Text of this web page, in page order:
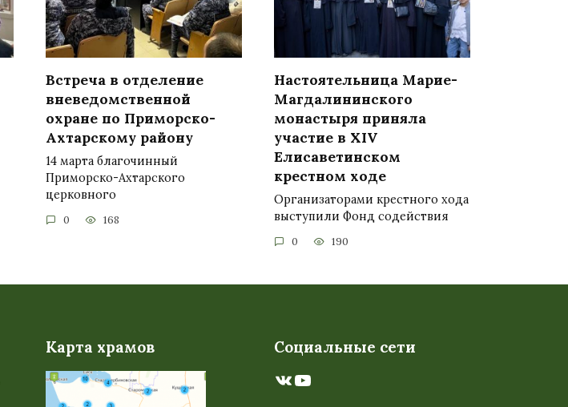
Встреча в отделение
вневедомственной
охране по Приморско-
Ахтарскому району
14 марта благочинный
Приморско-Ахтарского
церковного
0 168
Настоятельница Марие-
Магдалининского
монастыря приняла
участие в XIV
Елисаветинском
крестном ходе
Организаторами крестного хода
выступили Фонд содействия
0 190
Карта храмов Социальные сети
ВКонтакте
YouTube